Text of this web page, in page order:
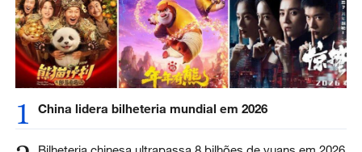
1 China lidera bilheteria mundial em 2026